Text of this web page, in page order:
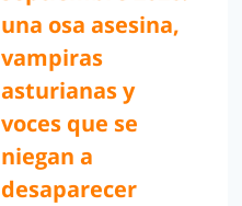
una osa asesina,
vampiras
asturianas y
voces que se
niegan a
desaparecer